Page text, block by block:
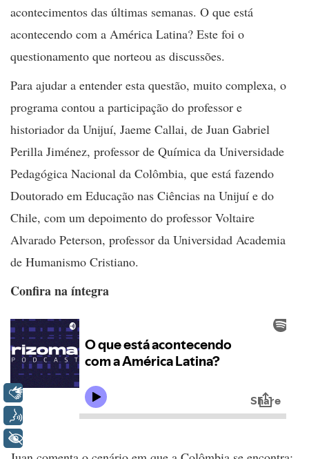
acontecimentos das últimas semanas. O que está
acontecendo com a América Latina? Este foi o
questionamento que norteou as discussões.
Para ajudar a entender esta questão, muito complexa, o
programa contou a participação do professor e
historiador da Unijuí, Jaeme Callai, de Juan Gabriel
Perilla Jiménez, professor de Química da Universidade
Pedagógica Nacional da Colômbia, que está fazendo
Doutorado em Educação nas Ciências na Unijuí e do
Chile, com um depoimento do professor Voltaire
Alvarado Peterson, professor da Universidad Academia
de Humanismo Cristiano.
Confira na íntegra
Libras